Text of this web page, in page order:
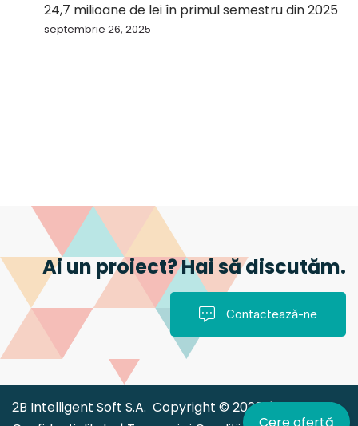
24,7 milioane de lei în primul semestru din 2025
septembrie 26, 2025
Ai un proiect? Hai să discutăm.
Contactează-ne
2B Intelligent Soft S.A. Copyright © 2026 |Politica de